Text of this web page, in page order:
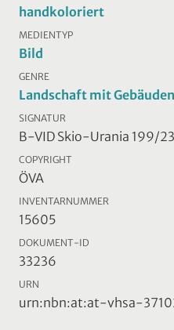
handkoloriert
MEDIENTYP
Bild
GENRE
Landschaft mit Gebäuden
SIGNATUR
B-VID Skio-Urania 199/23
COPYRIGHT
ÖVA
INVENTARNUMMER
15605
DOKUMENT-ID
33236
URN
urn:nbn:at:at-vhsa-